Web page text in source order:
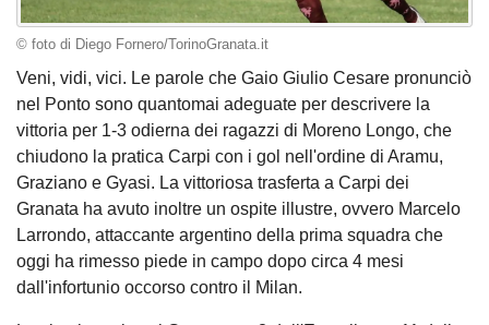
© foto di Diego Fornero/TorinoGranata.it
Veni, vidi, vici. Le parole che Gaio Giulio Cesare pronunciò
nel Ponto sono quantomai adeguate per descrivere la
vittoria per 1-3 odierna dei ragazzi di Moreno Longo, che
chiudono la pratica Carpi con i gol nell'ordine di Aramu,
Graziano e Gyasi. La vittoriosa trasferta a Carpi dei
Granata ha avuto inoltre un ospite illustre, ovvero Marcelo
Larrondo, attaccante argentino della prima squadra che
oggi ha rimesso piede in campo dopo circa 4 mesi
dall'infortunio occorso contro il Milan.